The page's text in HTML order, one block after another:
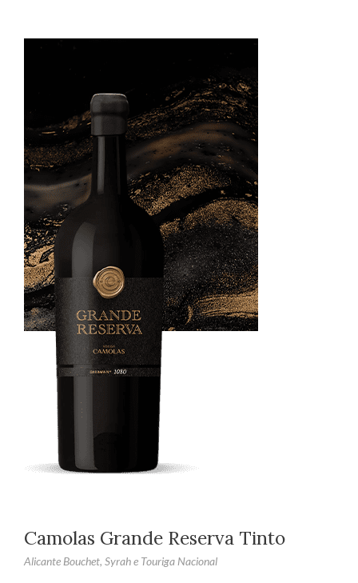
Camolas Grande Reserva Tinto
Alicante Bouchet, Syrah e Touriga Nacional